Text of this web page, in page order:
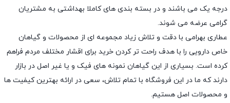
درجه یک می باشند و در بسته بندی های کاملا بهداشتی به مشتریان
گرامی عرضه می شوند.
عطاری بهرامی با دقت و تلاش زیاد مجموعه ای از محصولات و گیاهان
خاص دارویی را با هدف راحت تر کردن خرید برای اقشار مختلف مردم فراهم
کرده است. بسیاری از این گیاهان نمونه های فیک و یا غیر اصل در بازار
دارند که ما در این فروشگاه با تمام تلاش، سعی در ارائه بهترین کیفیت ها
و محصولات اصل هستیم.